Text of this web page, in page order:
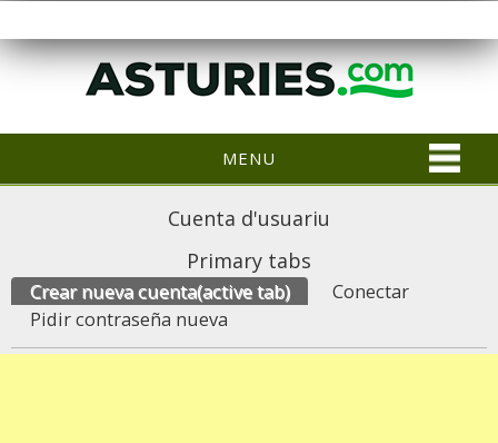
MENU
Cuenta d'usuariu
Primary tabs
Crear nueva cuenta(active tab)
Conectar
Pidir contraseña nueva